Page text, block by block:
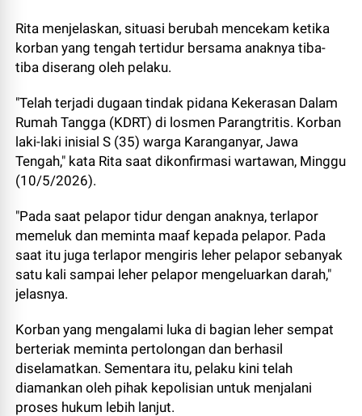
Rita menjelaskan, situasi berubah mencekam ketika
korban yang tengah tertidur bersama anaknya tiba-
tiba diserang oleh pelaku.
"Telah terjadi dugaan tindak pidana Kekerasan Dalam
Rumah Tangga (KDRT) di losmen Parangtritis. Korban
laki-laki inisial S (35) warga Karanganyar, Jawa
Tengah," kata Rita saat dikonfirmasi wartawan, Minggu
(10/5/2026).
"Pada saat pelapor tidur dengan anaknya, terlapor
memeluk dan meminta maaf kepada pelapor. Pada
saat itu juga terlapor mengiris leher pelapor sebanyak
satu kali sampai leher pelapor mengeluarkan darah,"
jelasnya.
Korban yang mengalami luka di bagian leher sempat
berteriak meminta pertolongan dan berhasil
diselamatkan. Sementara itu, pelaku kini telah
diamankan oleh pihak kepolisian untuk menjalani
proses hukum lebih lanjut.